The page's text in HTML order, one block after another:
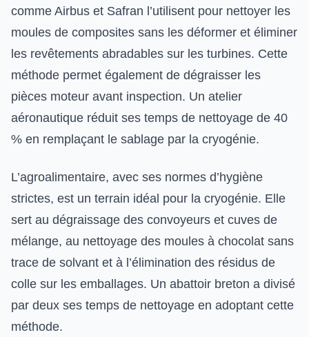
comme Airbus et Safran l’utilisent pour nettoyer les
moules de composites sans les déformer et éliminer
les revêtements abradables sur les turbines. Cette
méthode permet également de dégraisser les
pièces moteur avant inspection. Un atelier
aéronautique réduit ses temps de nettoyage de 40
% en remplaçant le sablage par la cryogénie.
L’agroalimentaire, avec ses normes d’hygiène
strictes, est un terrain idéal pour la cryogénie. Elle
sert au dégraissage des convoyeurs et cuves de
mélange, au nettoyage des moules à chocolat sans
trace de solvant et à l’élimination des résidus de
colle sur les emballages. Un abattoir breton a divisé
par deux ses temps de nettoyage en adoptant cette
méthode.